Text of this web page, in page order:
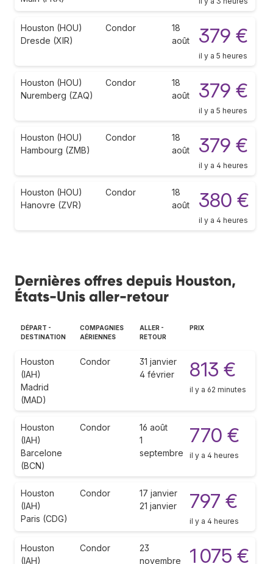
Houston (HOU)
Dresde (XIR)
Condor
18
août
379 €
il y a 5 heures
Houston (HOU)
Nuremberg (ZAQ)
Condor
18
août
379 €
il y a 5 heures
Houston (HOU)
Hambourg (ZMB)
Condor
18
août
379 €
il y a 4 heures
Houston (HOU)
Hanovre (ZVR)
Condor
18
août
380 €
il y a 4 heures
Dernières offres depuis Houston,
États-Unis aller-retour
DÉPART -
DESTINATION
COMPAGNIES
AÉRIENNES
ALLER -
RETOUR
PRIX
Houston
(IAH)
Madrid
(MAD)
Condor
31 janvier
4 février
813 €
il y a 62 minutes
Houston
(IAH)
Barcelone
(BCN)
Condor
16 août
1
septembre
770 €
il y a 4 heures
Houston
(IAH)
Paris (CDG)
Condor
17 janvier
21 janvier
797 €
il y a 4 heures
Houston
(IAH)
Condor
23
novembre
1 075 €